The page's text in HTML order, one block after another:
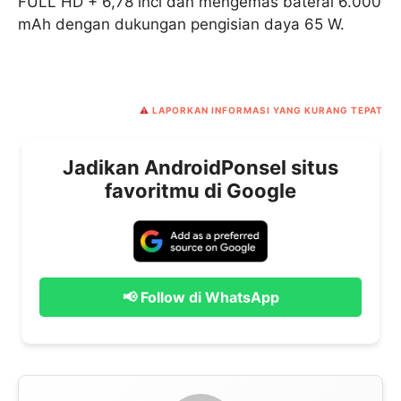
mAh dengan dukungan pengisian daya 65 W.
⚠️ LAPORKAN INFORMASI YANG KURANG TEPAT
Jadikan AndroidPonsel situs
favoritmu di Google
📢 Follow di WhatsApp